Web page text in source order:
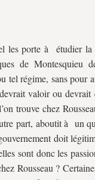
les porte à étudier
de Montesquieu
tel régime, sans pour
valoir ou devrait
trouve chez
part, aboutit à un
doit
sont donc les
Rousseau ?